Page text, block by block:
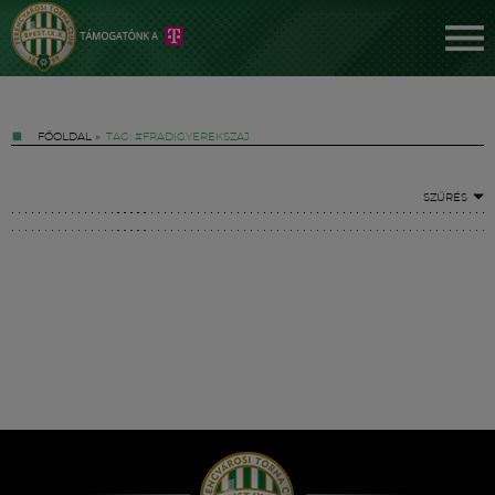
FŐOLDAL » TAG: #FRADIGYEREKSZAJ
SZŰRÉS
Hírek